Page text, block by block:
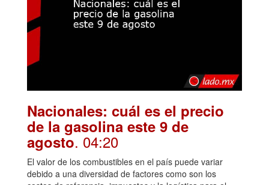
Nacionales: cuál es el precio
de la gasolina este 9 de
agosto. 04:20
El valor de los combustibles en el país puede variar
debido a una diversidad de factores como son los